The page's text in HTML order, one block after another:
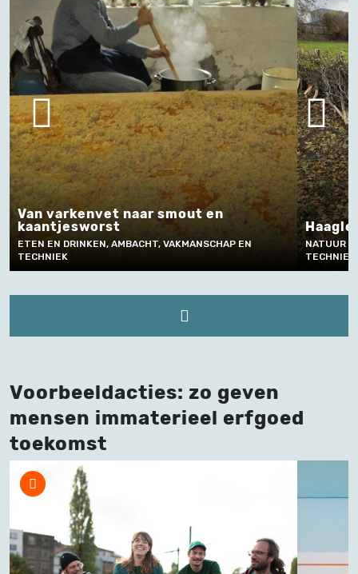
Van varkenvet naar smout en
kaantjesworst
ETEN EN DRINKEN, AMBACHT, VAKMANSCHAP EN
TECHNIEK
NATUUR
TECHNIEK
Voorbeeldacties: zo geven
mensen immaterieel erfgoed
toekomst